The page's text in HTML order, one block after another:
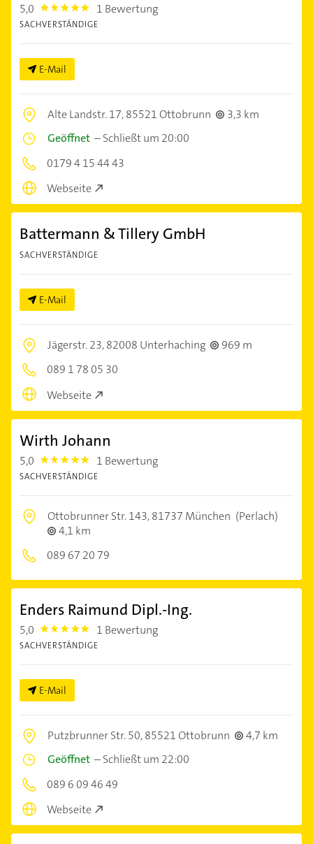
5,0 5.0 1 Bewertung
SACHVERSTÄNDIGE
E-Mail
Alte Landstr. 17,85521 Ottobrunn
3,3 km
Geöffnet –Schließt um 20:00
0179 4 15 44 43
Webseite
Battermann & Tillery GmbH
SACHVERSTÄNDIGE
E-Mail
Jägerstr. 23,82008 Unterhaching
969 m
089 1 78 05 30
Webseite
Wirth Johann
5,0 5.0 1 Bewertung
SACHVERSTÄNDIGE
Ottobrunner Str. 143,81737 München (Perlach)
4,1 km
089 67 20 79
Enders Raimund Dipl.-Ing.
5,0 5.0 1 Bewertung
SACHVERSTÄNDIGE
E-Mail
Putzbrunner Str. 50,85521 Ottobrunn
4,7 km
Geöffnet –Schließt um 22:00
089 6 09 46 49
Webseite